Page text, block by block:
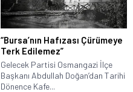
“Bursa’nın Hafızası Çürümeye
Terk Edilemez”
Gelecek Partisi Osmangazi İlçe
Başkanı Abdullah Doğan’dan Tarihi
Dönence Kafe...